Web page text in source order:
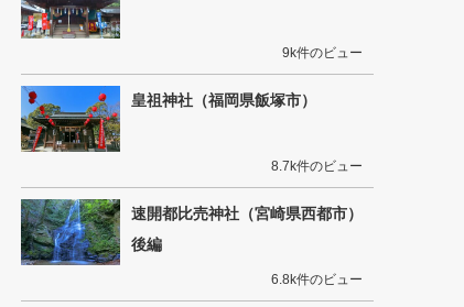
9k件のビュー
皇祖神社（福岡県飯塚市）
8.7k件のビュー
速開都比売神社（宮崎県西都市）
後編
6.8k件のビュー